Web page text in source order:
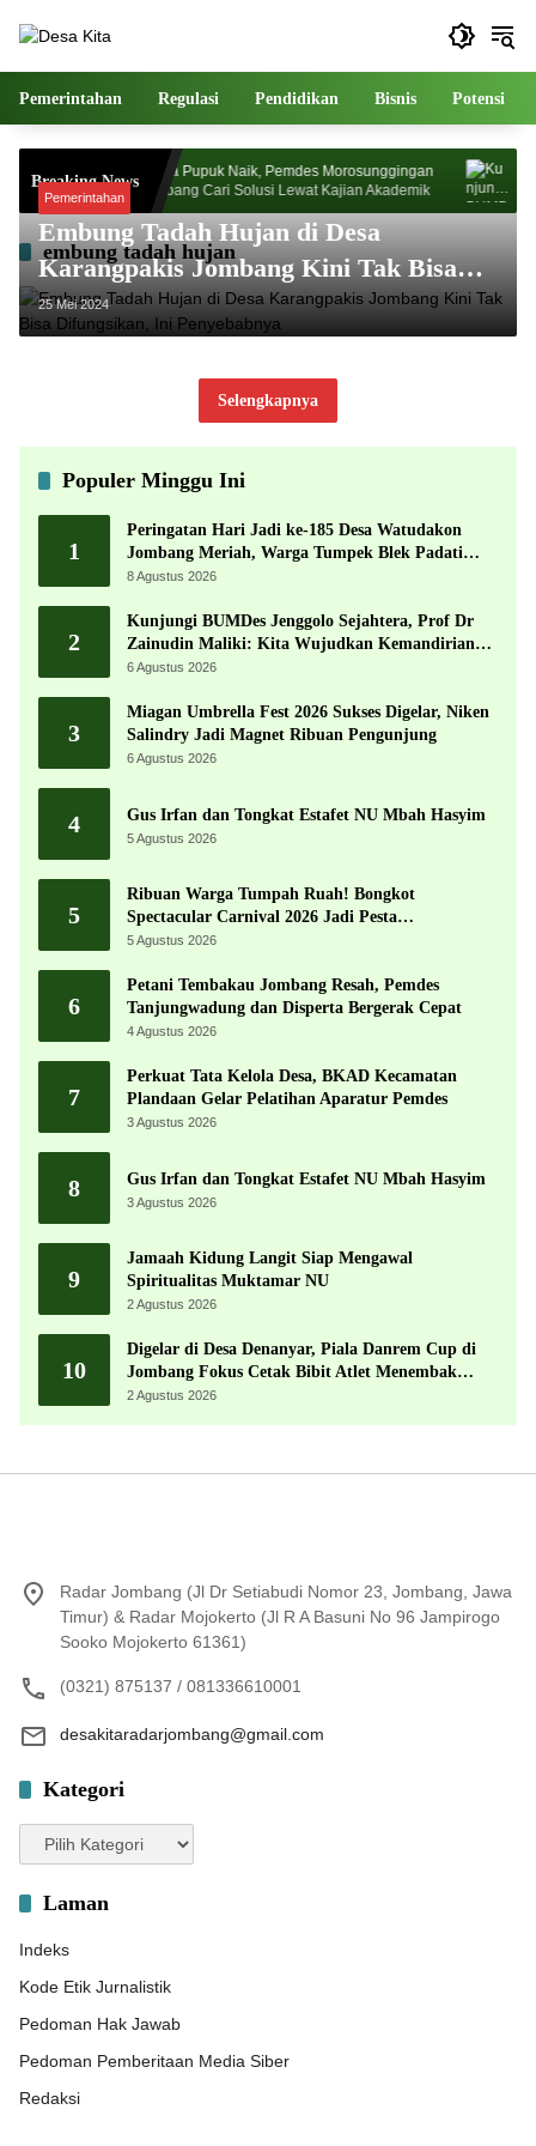
Pemerintahan Regulasi Pendidikan Bisnis Potensi
Breaking News
Harga Pupuk Naik, Pemdes Morosunggingan
Jombang Cari Solusi Lewat Kajian Akademik
Dr
embung tadah hujan
Pemerintahan
Embung Tadah Hujan di Desa
Karangpakis Jombang Kini Tak Bisa
Difungsikan, Ini Penyebabnya
25 Mei 2024
Selengkapnya
Populer Minggu Ini
1
Peringatan Hari Jadi ke-185 Desa Watudakon
Jombang Meriah, Warga Tumpek Blek Padati
Karnaval Budaya
8 Agustus 2026
2
Kunjungi BUMDes Jenggolo Sejahtera, Prof Dr
Zainudin Maliki: Kita Wujudkan Kemandirian
Ekonomi dengan Potensi Desa
6 Agustus 2026
3
Miagan Umbrella Fest 2026 Sukses Digelar, Niken
Salindry Jadi Magnet Ribuan Pengunjung
6 Agustus 2026
4 Gus Irfan dan Tongkat Estafet NU Mbah Hasyim
5 Agustus 2026
5
Ribuan Warga Tumpah Ruah! Bongkot
Spectacular Carnival 2026 Jadi Pesta
Kemerdekaan Terbesar di Peterongan
5 Agustus 2026
6
Petani Tembakau Jombang Resah, Pemdes
Tanjungwadung dan Disperta Bergerak Cepat
4 Agustus 2026
7
Perkuat Tata Kelola Desa, BKAD Kecamatan
Plandaan Gelar Pelatihan Aparatur Pemdes
3 Agustus 2026
8 Gus Irfan dan Tongkat Estafet NU Mbah Hasyim
3 Agustus 2026
9
Jamaah Kidung Langit Siap Mengawal
Spiritualitas Muktamar NU
2 Agustus 2026
10
Digelar di Desa Denanyar, Piala Danrem Cup di
Jombang Fokus Cetak Bibit Atlet Menembak
Berprestasi
2 Agustus 2026
Radar Jombang (Jl Dr Setiabudi Nomor 23, Jombang, Jawa
Timur) & Radar Mojokerto (Jl R A Basuni No 96 Jampirogo
Sooko Mojokerto 61361)
(0321) 875137 / 081336610001
desakitaradarjombang@gmail.com
Kategori
Kategori
Laman
Indeks
Kode Etik Jurnalistik
Pedoman Hak Jawab
Pedoman Pemberitaan Media Siber
Redaksi